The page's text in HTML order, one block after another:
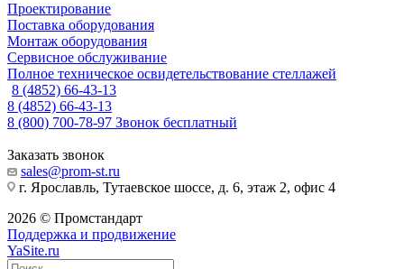
Проектирование
Поставка оборудования
Монтаж оборудования
Сервисное обслуживание
Полное техническое освидетельствование стеллажей
8 (4852) 66-43-13
8 (4852) 66-43-13
8 (800) 700-78-97 Звонок бесплатный
Заказать звонок
sales@prom-st.ru
г. Ярославль, Тутаевское шоссе, д. 6, этаж 2, офис 4
2026 © Промстандарт
Поддержка и продвижение
YaSite.ru